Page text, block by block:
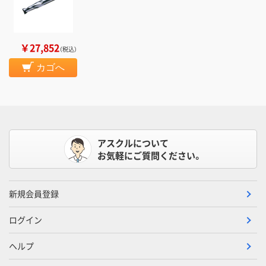
￥27,852（税込）
カゴへ
アスクルについて
お気軽にご質問ください。
新規会員登録
ログイン
ヘルプ